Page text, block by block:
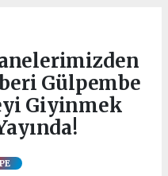
Gülpembe
Giyinmek